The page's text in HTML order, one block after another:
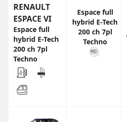
RENAULT
ESPACE VI
Espace full
hybrid E-Tech
200 ch 7pl
Techno
Espace full
hybrid E-Tech
200 ch 7pl
Techno